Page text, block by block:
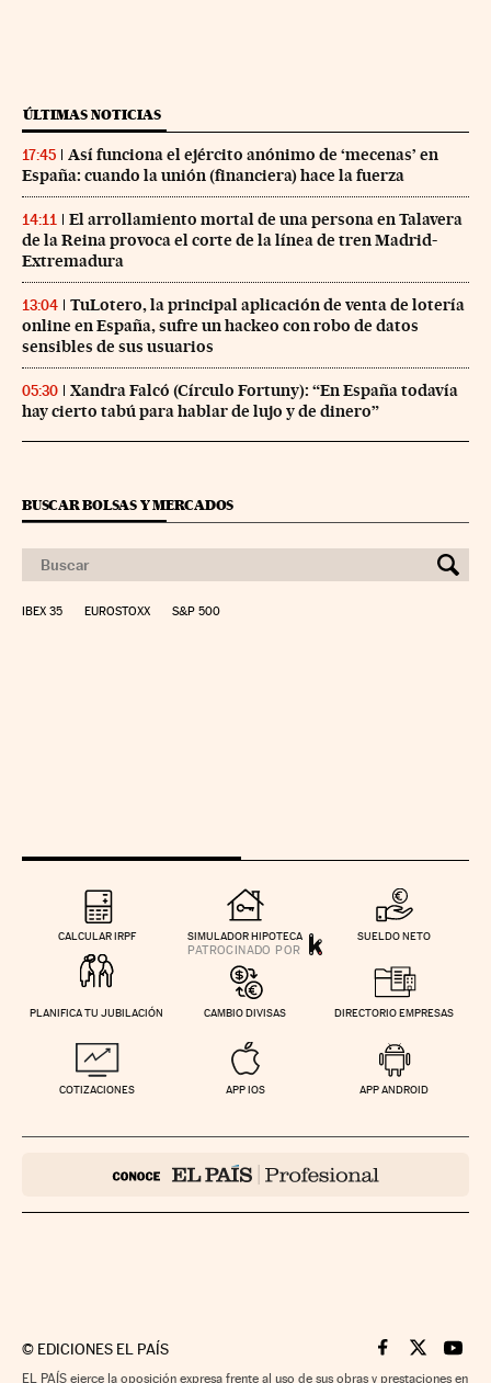
ÚLTIMAS NOTICIAS
17:45
Así funciona el ejército anónimo de ‘mecenas’ en
España: cuando la unión (financiera) hace la fuerza
14:11
El arrollamiento mortal de una persona en Talavera
de la Reina provoca el corte de la línea de tren Madrid-
Extremadura
13:04
TuLotero, la principal aplicación de venta de lotería
online en España, sufre un hackeo con robo de datos
sensibles de sus usuarios
05:30
Xandra Falcó (Círculo Fortuny): “En España todavía
hay cierto tabú para hablar de lujo y de dinero”
BUSCAR BOLSAS Y MERCADOS
IBEX 35 EUROSTOXX S&P 500
CALCULAR IRPF SIMULADOR HIPOTECA SUELDO NETO
PLANIFICA TU JUBILACIÓN CAMBIO DIVISAS DIRECTORIO EMPRESAS
COTIZACIONES APP IOS APP ANDROID
© EDICIONES EL PAÍS Cinco Días en
Cinco Días
Cinco
EL PAÍS ejerce la oposición expresa frente al uso de sus obras y prestaciones en